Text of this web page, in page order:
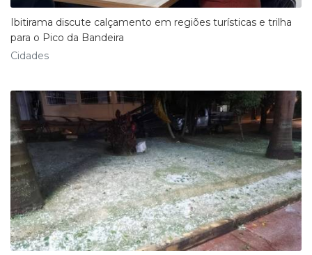
Ibitirama discute calçamento em regiões turísticas e trilha
para o Pico da Bandeira
Cidades